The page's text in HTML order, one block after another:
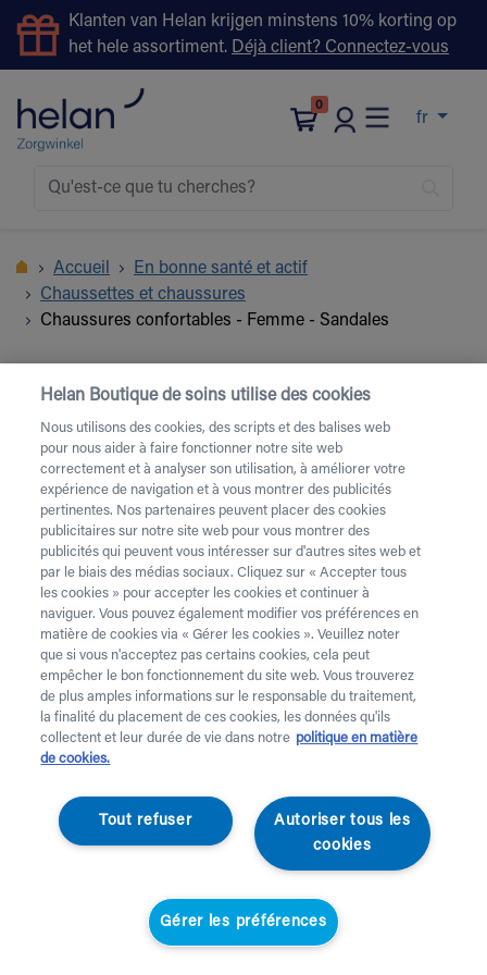
Klanten van Helan krijgen minstens 10% korting op
het hele assortiment. Déjà client? Connectez-vous
0
fr
Accueil
En bonne santé et actif
Chaussettes et chaussures
Chaussures confortables - Femme - Sandales
Calzamedi
Chaussures
confortables - Femme
Helan Boutique de soins utilise des cookies
Nous utilisons des cookies, des scripts et des balises web
pour nous aider à faire fonctionner notre site web
correctement et à analyser son utilisation, à améliorer votre
expérience de navigation et à vous montrer des publicités
pertinentes. Nos partenaires peuvent placer des cookies
publicitaires sur notre site web pour vous montrer des
publicités qui peuvent vous intéresser sur d'autres sites web et
par le biais des médias sociaux. Cliquez sur « Accepter tous
les cookies » pour accepter les cookies et continuer à
naviguer. Vous pouvez également modifier vos préférences en
matière de cookies via « Gérer les cookies ». Veuillez noter
que si vous n'acceptez pas certains cookies, cela peut
empêcher le bon fonctionnement du site web. Vous trouverez
de plus amples informations sur le responsable du traitement,
la finalité du placement de ces cookies, les données qu'ils
collectent et leur durée de vie dans notre politique en matière
de cookies.
Autoriser tous les
cookies
Tout refuser
Gérer les préférences